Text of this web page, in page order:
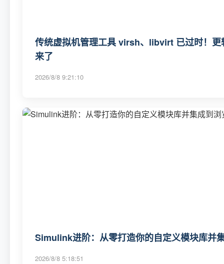
传统虚拟机管理工具 virsh、libvirt 已过时！
来了
2026/8/8 9:21:10
Simulink进阶：从零打造你的自定义模块库并
2026/8/8 5:18:51